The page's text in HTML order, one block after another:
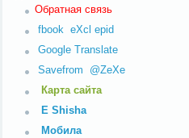
Обратная связь
fbook eXcl epid
Google Translate
Savefrom @ZeXe
Карта сайта
E Shisha
Мобила